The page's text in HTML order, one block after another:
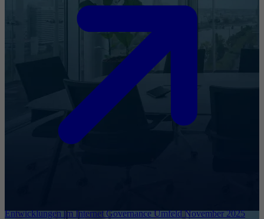
Entwicklungen im Internet Governance Umfeld November 2025